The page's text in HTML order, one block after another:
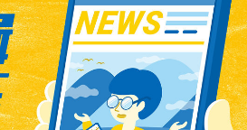
放流鰻苗，如果要達到效果，應